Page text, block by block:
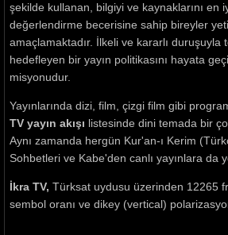
şekilde kullanan, bilgiyi ve kaynaklarını en
değerlendirme becerisine sahip bireyler
amaçlamaktadır. İlkeli ve kararlı duruşuyla
hedefleyen bir yayın politikasını hayata
misyonudur.
Yayınlarında dizi, film, çizgi film gibi
TV yayın akışı listesinde dini temada bir
Aynı zamanda hergün Kur'an-ı Kerim
Sohbetleri ve Kabe'den canlı yayınlara da
İkra TV, Türksat uydusu üzerinden 12265
sembol oranı ve dikey (vertical)